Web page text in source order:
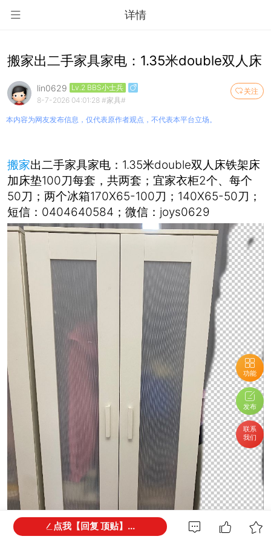
详情
功能
发布
联系
我们
搬家出二手家具家电：1.35米double双人床
关注
lin0629 Lv.2 BBS小士兵
8-7-2026 04:01:28 #家具#
本内容为网友发布信息，仅代表原作者观点，不代表本平台立场。
搬家出二手家具家电：1.35米double双人床铁架床
加床垫100刀每套，共两套；宜家衣柜2个、每个
50刀；两个冰箱170X65-100刀；140X65-50刀；
短信：0404640584；微信：joys0629
点我【回复 顶贴】...